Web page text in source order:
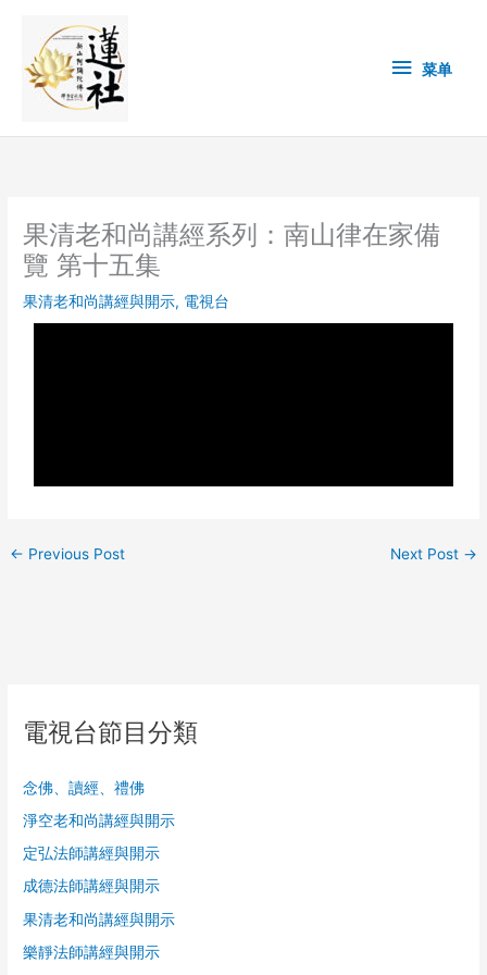
content
单 菜单
果清老和尚講經系列：南山律在家備
覽 第十五集
果清老和尚講經與開示, 電視台
← Previous Post Next Post →
電視台節目分類
念佛、讀經、禮佛
淨空老和尚講經與開示
定弘法師講經與開示
成德法師講經與開示
果清老和尚講經與開示
樂靜法師講經與開示